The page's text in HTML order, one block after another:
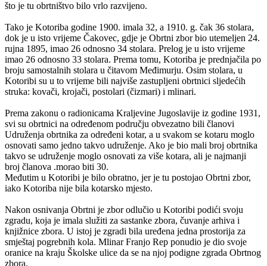
što je tu obrtništvo bilo vrlo razvijeno.
Tako je Kotoriba godine 1900. imala 32, a 1910. g. čak 36 stolara,
dok je u isto vrijeme Čakovec, gdje je Obrtni zbor bio utemeljen 24.
rujna 1895, imao 26 odnosno 34 stolara. Prelog je u isto vrijeme
imao 26 odnosno 33 stolara. Prema tomu, Kotoriba je prednjačila po
broju samostalnih stolara u čitavom Međimurju. Osim stolara, u
Kotoribi su u to vrijeme bili najviše zastupljeni obrtnici sljedećih
struka: kovači, krojači, postolari (čizmari) i mlinari.
Prema zakonu o radionicama Kraljevine Jugoslavije iz godine 1931,
svi su obrtnici na određenom području obvezatno bili članovi
Udruženja obrtnika za određeni kotar, a u svakom se kotaru moglo
osnovati samo jedno takvo udruženje. Ako je bio mali broj obrtnika
takvo se udruženje moglo osnovati za više kotara, ali je najmanji
broj članova .morao biti 30.
Međutim u Kotoribi je bilo obratno, jer je tu postojao Obrtni zbor,
iako Kotoriba nije bila kotarsko mjesto.
Nakon osnivanja Obrtni je zbor odlučio u Kotoribi podići svoju
zgradu, koja je imala služiti za sastanke zbora, čuvanje arhiva i
knjižnice zbora. U istoj je zgradi bila uređena jedna prostorija za
smještaj pogrebnih kola. Mlinar Franjo Rep ponudio je dio svoje
oranice na kraju Školske ulice da se na njoj podigne zgrada Obrtnog
zbora.